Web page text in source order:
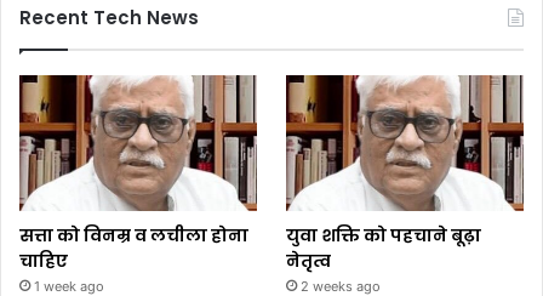
Recent Tech News
सत्ता को विनम्र व लचीला होना
चाहिए
1 week ago
युवा शक्ति को पहचाने बूढ़ा
नेतृत्व
2 weeks ago